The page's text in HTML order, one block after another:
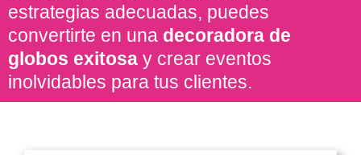
estrategias adecuadas, puedes
convertirte en una decoradora de
globos exitosa y crear eventos
inolvidables para tus clientes.